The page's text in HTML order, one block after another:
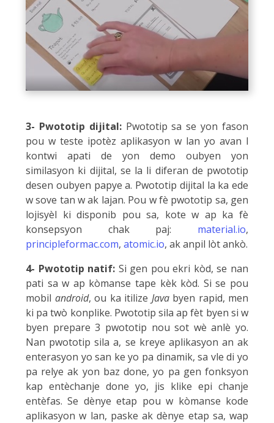
3- Pwototip dijital:Pwototip sa se yon fason
pou w teste ipotèz aplikasyon w lan yo avan l
kontwi apati de yon demo oubyen yon
similasyon ki dijital, se la li diferan de pwototip
desen oubyen papye a. Pwototip dijital la ka ede
w sove tan w ak lajan. Pou w fè pwototip sa, gen
lojisyèl ki disponib pou sa, kote w ap ka fè
konsepsyon chak paj: material.io,
principleformac.com, atomic.io, ak anpil lòt ankò.
4- Pwototip natif: Si gen pou ekri kòd, se nan
pati sa w ap kòmanse tape kèk kòd. Si se pou
mobil android, ou ka itilize Javabyen rapid, men
ki pa twò konplike. Pwototip sila ap fèt byen si w
byen prepare 3 pwototip nou sot wè anlè yo.
Nan pwototip sila a, se kreye aplikasyon an ak
enterasyon yo san ke yo pa dinamik, sa vle di yo
pa relye ak yon baz done, yo pa gen fonksyon
kap entèchanje done yo, jis klike epi chanje
entèfas. Se dènye etap pou w kòmanse kode
aplikasyon w lan, paske ak dènye etap sa, wap